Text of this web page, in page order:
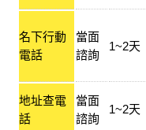
名下行動
電話
當面
諮詢
1~2天
地址查電
話
當面
諮詢
1~2天